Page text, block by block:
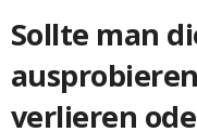
Sollte man
verlieren